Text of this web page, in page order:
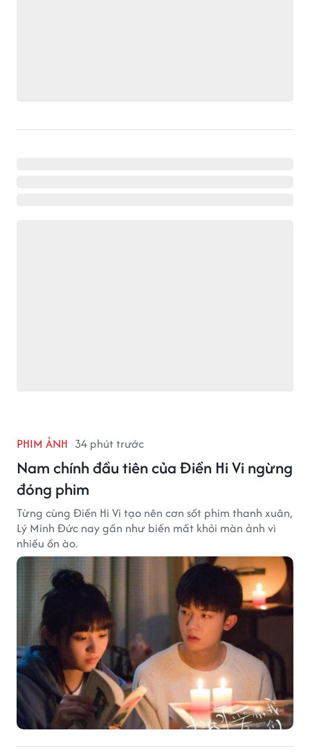
PHIM ẢNH 34 phút trước
Nam chính đầu tiên của Điền Hi Vi ngừng
đóng phim
Từng cùng Điền Hi Vi tạo nên cơn sốt phim thanh xuân,
Lý Minh Đức nay gần như biến mất khỏi màn ảnh vì
nhiều ồn ào.